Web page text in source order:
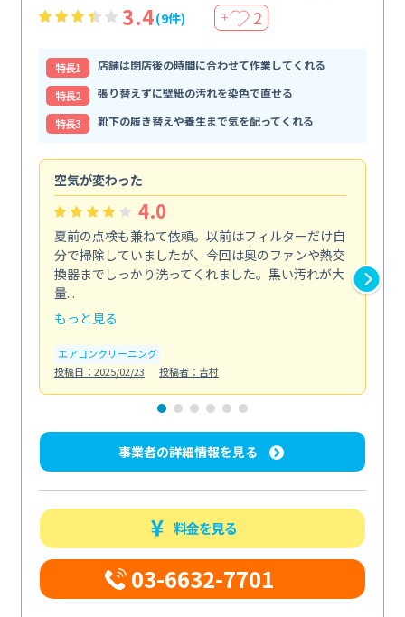
3.4(9件) ＋ 2
特⻑1
店舗は閉店後の時間に合わせて作業してくれる
特⻑2
張り替えずに壁紙の汚れを染色で直せる
特⻑3
靴下の履き替えや養生まで気を配ってくれる
空気が変わった
4.0
夏前の点検も兼ねて依頼。以前はフィルターだけ自
分で掃除していましたが、今回は奥のファンや熱交
換器までしっかり洗ってくれました。黒い汚れが大
量...
もっと見る
エアコンクリーニング
投稿日：2025/02/23
投稿者：吉村
事業者の詳細情報を見る
料金を見る
03-6632-7701